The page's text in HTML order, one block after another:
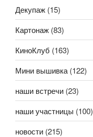
Декупаж (15)
Картонаж (83)
КиноКлуб (163)
Мини вышивка (122)
наши встречи (23)
наши участницы (100)
новости (215)